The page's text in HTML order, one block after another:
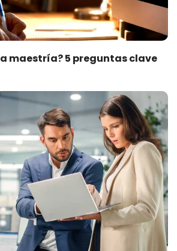
maestría? 5 preguntas clave